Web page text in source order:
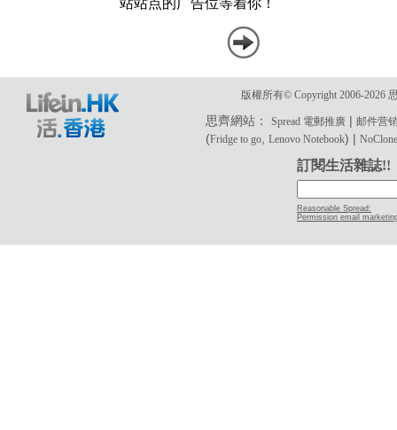
版權所有© Copyright 2006-2026
思齊網站：Spread 電郵推廣 |邮件营
(Fridge to go ,Lenovo Notebook) |